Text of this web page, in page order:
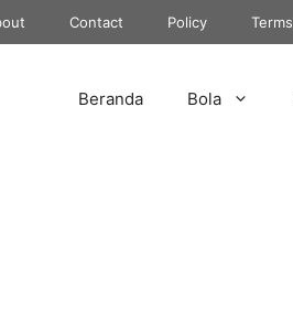
Contact Policy Terms
Beranda Bola